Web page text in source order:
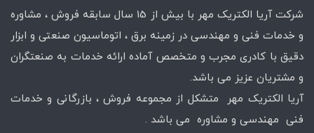
شرکت آریا الکتریک مهر با بیش از 15 سال سابقه فروش ، مشاوره
و خدمات فنی و مهندسی در زمینه برق ، اتوماسیون صنعتی و ابزار
دقیق با کادری مجرب و متخصص آماده ارائه خدمات به صنعتگران
و مشتریان عزیز می باشد.
آریا الکتریک مهر متشکل از مجموعه فروش ، بازرگانی و خدمات
فنی مهندسی و مشاوره می باشد .